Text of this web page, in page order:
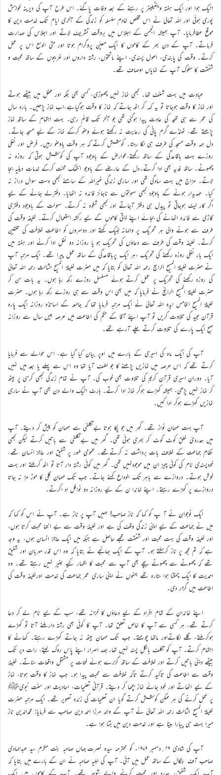
اٹیک ہوا اور ایک ہفتہ وینٹیلیٹر پر رہنے کے بعد وفات پاگئے۔ اس طرح آپ کی دیرینہ خواہش
پوری ہوئی اور اللہ تعالیٰ نے اس مخلص خادم سلسلہ کو زندگی کے آخری ایام تک خدمت دین کا
موقع عطافرمایا۔ آپ ہمیشہ انجمن کے اجلاس میں بروقت تشریف لاتے اور اجلاس کی صدارت
فرماتے۔ آپ کے دن بھر کے کاموں کا ایک معیّن پروگرام ہوتا اور حتی الوسع اس پر عمل
کرتے۔ وقت کی پابندی، اصول پسندی، اپنے ماتحتوں، رشتہ داروں اور غریبوں کے ساتھ محبت و
شفقت کا سلوک آپ کے نمایاں اوصاف تھے۔
عبادت میں بہت شغف تھا۔ کبھی نماز نہیں چھوڑی، کسی بھی جگہ اور محفل میں بیٹھے ہوتے
اور نماز کا وقت ہوجاتا تو یہ کہہ کر اٹھ جاتے کہ نماز کا وقت ہوگیاہے،اب نماز پڑھیں۔ بارہ سال
کی عمر سے ہی تہجد کی عادت پیدا ہوگئی تھی جو آخر تک قائم رہی۔ بہت اہتمام کے ساتھ نماز
پڑھتے تھے، ٹھنڈے گرم پانی کی رعایت نہ رکھتے ہوئے وضو کرکے نماز کے لیے مسجد جاتے۔
دل ہمہ وقت مسجد کی طرف ہی لگا رہتا۔ کوشش کرتے کہ ہر وقت باوضو رہیں۔ فرض اور نفلی
روزے بہت باقاعدگی کے ساتھ رکھتے،عوارض کے باوجود آپ کی کوشش ہوتی کہ روزہ نہ
چھوٹے۔ ساتھ فدیہ بھی ادا کرتے۔دل کے عارضے کے باوجو انتھک محنت کرکے خدماتِ دینیہ بجا
لاتے۔ مزاج میں بہت سادگی تھی اور ساری زندگی غیراللہ کے سامنے کبھی دستِ سوال دراز نہ
کیا۔ عہدیدار ہونے کے باوجود کبھی سہولتوں سے ناجائز فائدہ نہ اٹھایا۔ دفترلے جانے کے لیے
اگر کار لیٹ ہوجاتی تو پیدل ہی دفتر آجاتے اور کبھی شکوہ نہ کرتے۔ سہولت کے باوجود دفتری
گاڑی سے فائدہ اٹھانے کی بجائے اپنے ذاتی کاموں کے لیے رکشہ استعمال کرتے۔ خلیفہ وقت کی
طرف سے ہونے والی ہر تحریک پر والہانہ لبّیک کہتے اور دوسروں کو اطاعت خلافت کی تلقین
کرتے۔ خلیفہ وقت کی طرف سے دعاؤں کی تحریک ہو یا روزانہ دو نفل ادا کرنے اور ہفتہ میں
ایک بار نفلی روزہ رکھنے کی تحریک ،ہر ایک پرباقاعدگی کے ساتھ عمل پیرا تھے۔ ایک مرتبہ آپ
نے حضرت خلیفۃ المسیح الرابع رحمہ اللہ تعالیٰ کو بتایا کہ میں حضرت خلیفۃ المسیح الثالث رحمہ اللہ تعالیٰ
کی روزہ رکھنے کی تحریک پر عمل کرتے ہوئے مسلسل روزے رکھ رہا ہوں۔ یہ بات سن کر
حضرت خلیفۃ المسیح الرابعؒ نے فرمایا کہ مَیں بھی اس وقت سے ہی روزے رکھ رہا ہوں۔ حضرت
خلیفۃ المسیح الخامس ایدہ اللہ تعالیٰ نے ایک مرتبہ فرمایا تھا کہ جامعہ کے اساتذہ روزانہ ایک پارہ
قرآن مجید کی تلاوت کریں تو آپ اپنے آقا کے حکم کی اطاعت میں عرصہ بیس سال سے روزانہ
صبح ایک پارے کی تلاوت کرتے چلے آرہے تھے۔
آپ کی ایک ماہ کی اسیری کے بارے میں اوپر بیان کیا گیا ہے، اس حوالے سے فرمایا
کرتے تھے کہ اس عرصہ میں نمازیں پڑھنے کا جو لطف آیا تھا وہ اس سے پہلے یا بعد میں نہیں
آیا۔ دورانِ اسیری قرآن کریم کی تلاوت بھی خوب کی۔ آپ نے تمام زندگی کبھی کرسی پر بیٹھ
کر نماز نہیں پڑھی، ہمیشہ کھڑے ہوکر نماز ادا کرتے۔ ہارٹ اٹیک والے دن بھی آپ نے ساری
نمازیں کھڑے ہوکر ادا کیں۔
آپ بہت مہمان نواز تھے۔ گھر میں جو پکا ہوتا بےتکلفی سے مہمان کو پیش کر دیتے۔ آپ
میں ہمدردیٔ خلق کوٹ کوٹ کر بھری ہوئی تھی۔ گھر میں بےتکلفی سے باتیں کرتے لیکن کبھی
نظامِ جماعت کے خلاف بات برداشت نہ کرتےتھے۔ عمومی طور پر شفیق اور عاجز انسان تھے،
خودپسندی نام کی کوئی چیز ان میں موجودنہیں تھی۔ گھر میں کوئی رشتہ دار آتا تو اٹھ کر ملتے اور بہت
خوش ہوتے۔ دروازے سے باہر تک الوداع کہنے جاتے۔ جب تک مہمان گلی کا موڑ مڑ نہ جاتا
دروازے پر کھڑے رہتے۔ اپنے خاندا ن کے لیے روزانہ دو نوافل اد اکرتے۔
ایک نوجوان نے آ پ کو کہا کہ ناز صاحب! ہمیں آپ پر ناز ہے۔ آپ نے اس کو کہا کہ
میں نے جماعت کے لیے اپنی زندگی وقف کی ہے اور خلیفۂ وقت سے بے انتہا محبت کرتا ہوں،
اور خلیفہ وقت کی بہت محبت اور شفقت مجھے حاصل ہے جبکہ میں ایک عاجز انسان ہوں، یہ وجہ
ہے کہ تم مجھ پر ناز کرسکتے ہو۔ آپ کے ایک بھانجے نے بتایا کہ وہ اس قدر مہربان اور شفیق
تھے کہ چھوٹے سے چھوٹے بچے بھی آپ سے محبت کا اظہار کیے بغیر نہیں رہتے تھے۔ وہ
احمدیت کا ایک چمکتا ہوا ستارہ تھے جنہوں نے اپنی ساری عمر جماعت کی خدمت اورخلیفہ وقت کی
اطاعت میں گزار دی۔
اپنے خاندان کے تمام افراد کے لیے دعاؤں کا خزانہ تھے، سب کے لیے نام لے کر دعا
کرتے تھے، ہر کسی سے آپ کا خاص تعلق تھا۔ آپ کا کوئی بھی رشتہ دار ملنے آتا تو کھڑے
ہوکر ملتے، گلے لگاتےاور ماتھا چومتے۔ جب تک مہمان بیٹھ نہ جاتے کھڑے رہتے۔ کھانے کا
اہتمام کرتے۔ آپ کو تکلف بالکل پسند نہیں تھا۔بصد اصرار اپنے پاس روک لیتے، رات دیر تک
بیٹھے دینی باتیں کرتے اور خلافت کے ساتھ گزرے ہوئے لمحات پر مشتمل واقعات سناتے۔ خلیفۂ
وقت سے اطاعت کی تاکید کرتے تاکہ خلافت سے محبت پیدا ہو۔ جب نماز کا وقت ہوتا، نماز
کے لیے اٹھاتے اور خود جائے نماز بچھا کر دیتے۔ قرآنی تعلیمات، احادیث اور سنت نبویﷺ
پر عمل کرنے کی ہر ممکن کوشش کرتے گویا ان تعلیمات کی زندہ تصویر تھے۔ ایک مرتبہ حضرت
خلیفۃ المسیح الثالث رحمہ اللہ تعالیٰ نے آپ کے والد مرزا احمد دین صاحب سے فرمایا: محمدالدین ناز
میرا بہت ہی پیارا بیٹا ہے اور خدمتِ دین میں جُتا ہوا ہے۔
آپ کی شادی ۲۹؍دسمبر ۱۹۷۹ء کو محترمہ سیدہ نصرت جہاں صاحبہ بنت مکرم سید عبدالہادی
صاحب آف بنگال کے ساتھ عمل میں آئی۔ آپ کی اہلیہ صاحبہ نے ان کے بارے میں بتایا کہ
آپ ایک شفیق، ہمدرد اور محبت کرنے والے شوہر تھے۔ آپ کے کاموں میں ایک